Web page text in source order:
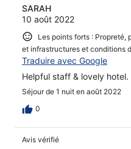
SARAH
10 août 2022
Les points forts : Propreté,
et infrastructures et conditions
Traduire avec Google
Helpful staff & lovely hotel.
Séjour de 1 nuit en août 2022
0
Avis vérifié